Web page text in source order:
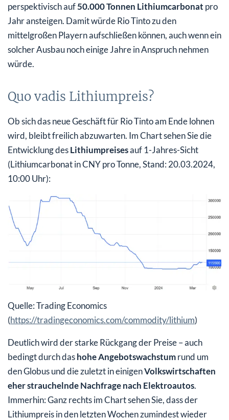
perspektivisch auf50.000 Tonnen Lithiumcarbonat pro
Jahr ansteigen. Damit würde Rio Tinto zu den
mittelgroßen Playern aufschließen können, auch wenn ein
solcher Ausbau noch einige Jahre in Anspruch nehmen
würde.
Quo vadis Lithiumpreis?
Ob sich das neue Geschäft für Rio Tinto am Ende lohnen
wird, bleibt freilich abzuwarten. Im Chart sehen Sie die
Entwicklung desLithiumpreisesauf 1-Jahres-Sicht
(Lithiumcarbonat in CNY pro Tonne, Stand: 20.03.2024,
10:00 Uhr):
Quelle: Trading Economics
(https://tradingeconomics.com/commodity/lithium)
Deutlich wird der starke Rückgang der Preise – auch
bedingt durch dashohe Angebotswachstumrund um
den Globus und die zuletzt in einigenVolkswirtschaften
eher strauchelnde Nachfrage nach Elektroautos.
Immerhin: Ganz rechts im Chart sehen Sie, dass der
Lithiumpreis in den letzten Wochen zumindest wieder